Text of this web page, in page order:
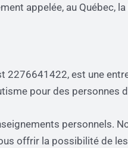
appelée, au Québec,
2276641422, est une
pour des personnes
personnels.
offrir la possibilité de